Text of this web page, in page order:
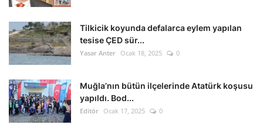
Tilkicik koyunda defalarca eylem yapılan
tesise ÇED sür...
Yasar Anter Ocak 18, 2025 0
Muğla’nın bütün ilçelerinde Atatürk koşusu
yapıldı. Bod...
Editör Ocak 17, 2025 0